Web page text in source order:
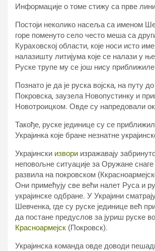
Информације о томе стижу са прве
Постоји неколико насеља са именом
горе поменуто село често меша са
Кураховској области, које носи исто
налазишту литијума које се налази у
Руске трупе му се још нису
Познато је да је руска војска, на путу до
Покровска, заузела Новопустинку и
Новотроицком. Овде су напредовали
Такође, руске јединице су се
Украјинка које бране незнатне
Украјински извори изражавају
неповољне ситуације за Оружане снаге
развила на покровском
Они примећују све већи налет Руса и
украјинске одбране. У Украјини
Шевченка, где су руске јединице већ
да постане предуслов за јуриш руске
Красноармејск (Покровск).
Украјинска команда овде доводи